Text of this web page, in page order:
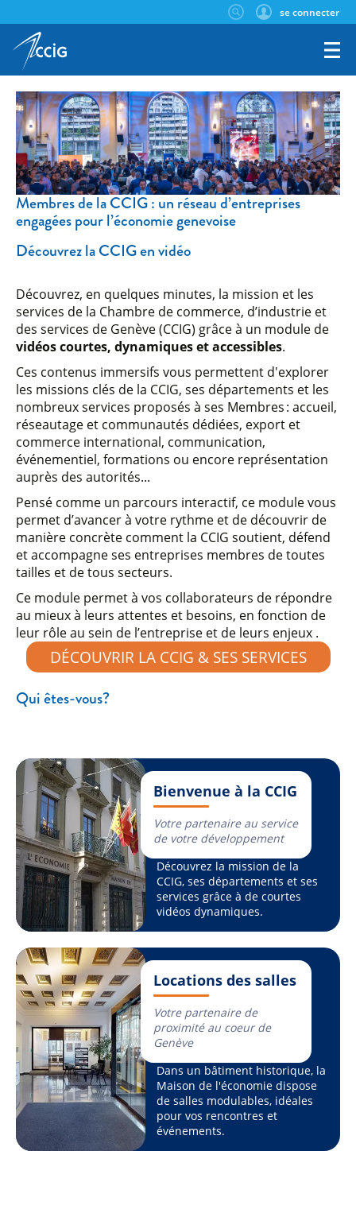
se connecter
Membres de la CCIG : un réseau d’entreprises
engagées pour l’économie genevoise
Découvrez la CCIG en vidéo
Découvrez, en quelques minutes, la mission et les
services de la Chambre de commerce, d’industrie et
des services de Genève (CCIG) grâce à un module de
vidéos courtes, dynamiques et accessibles.
Ces contenus immersifs vous permettent d'explorer
les missions clés de la CCIG, ses départements et les
nombreux services proposés à ses Membres : accueil,
réseautage et communautés dédiées, export et
commerce international, communication,
événementiel, formations ou encore représentation
auprès des autorités...
Pensé comme un parcours interactif, ce module vous
permet d’avancer à votre rythme et de découvrir de
manière concrète comment la CCIG soutient, défend
et accompagne ses entreprises membres de toutes
tailles et de tous secteurs.
Ce module permet à vos collaborateurs de répondre
au mieux à leurs attentes et besoins, en fonction de
leur rôle au sein de l’entreprise et de leurs enjeux .
DÉCOUVRIR LA CCIG & SES SERVICES
Qui êtes-vous?
Bienvenue à la CCIG
Votre partenaire au service
de votre développement
Découvrez la mission de la
CCIG, ses départements et ses
services grâce à de courtes
vidéos dynamiques.
Locations des salles
Votre partenaire de
proximité au coeur de
Genève
Dans un bâtiment historique, la
Maison de l'économie dispose
de salles modulables, idéales
pour vos rencontres et
événements.